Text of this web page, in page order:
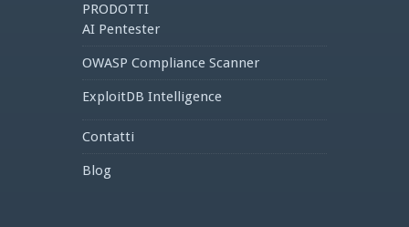
PRODOTTI
AI Pentester
OWASP Compliance Scanner
ExploitDB Intelligence
Contatti
Blog